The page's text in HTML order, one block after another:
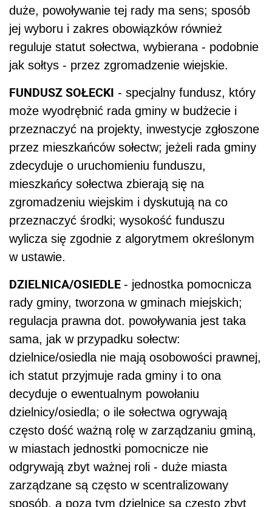
duże, powoływanie tej rady ma sens; sposób
jej wyboru i zakres obowiązków również
reguluje statut sołectwa, wybierana - podobnie
jak sołtys - przez zgromadzenie wiejskie.
FUNDUSZ SOŁECKI - specjalny fundusz, który
może wyodrębnić rada gminy w budżecie i
przeznaczyć na projekty, inwestycje zgłoszone
przez mieszkańców sołectw; jeżeli rada gminy
zdecyduje o uruchomieniu funduszu,
mieszkańcy sołectwa zbierają się na
zgromadzeniu wiejskim i dyskutują na co
przeznaczyć środki; wysokość funduszu
wylicza się zgodnie z algorytmem określonym
w ustawie.
DZIELNICA/OSIEDLE - jednostka pomocnicza
rady gminy, tworzona w gminach miejskich;
regulacja prawna dot. powoływania jest taka
sama, jak w przypadku sołectw:
dzielnice/osiedla nie mają osobowości prawnej,
ich statut przyjmuje rada gminy i to ona
decyduje o ewentualnym powołaniu
dzielnicy/osiedla; o ile sołectwa ogrywają
często dość ważną rolę w zarządzaniu gminą,
w miastach jednostki pomocnicze nie
odgrywają zbyt ważnej roli - duże miasta
zarządzane są często w scentralizowany
sposób, a poza tym dzielnice są często zbyt